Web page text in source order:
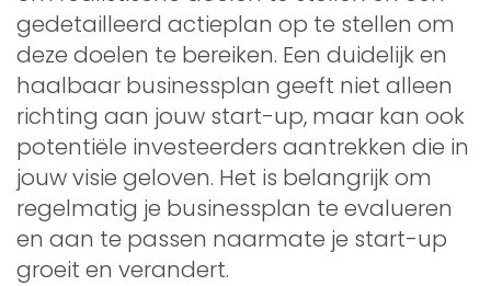
gedetailleerd actieplan op te stellen om
deze doelen te bereiken. Een duidelijk en
haalbaar businessplan geeft niet alleen
richting aan jouw start-up, maar kan ook
potentiële investeerders aantrekken die in
jouw visie geloven. Het is belangrijk om
regelmatig je businessplan te evalueren
en aan te passen naarmate je start-up
groeit en verandert.